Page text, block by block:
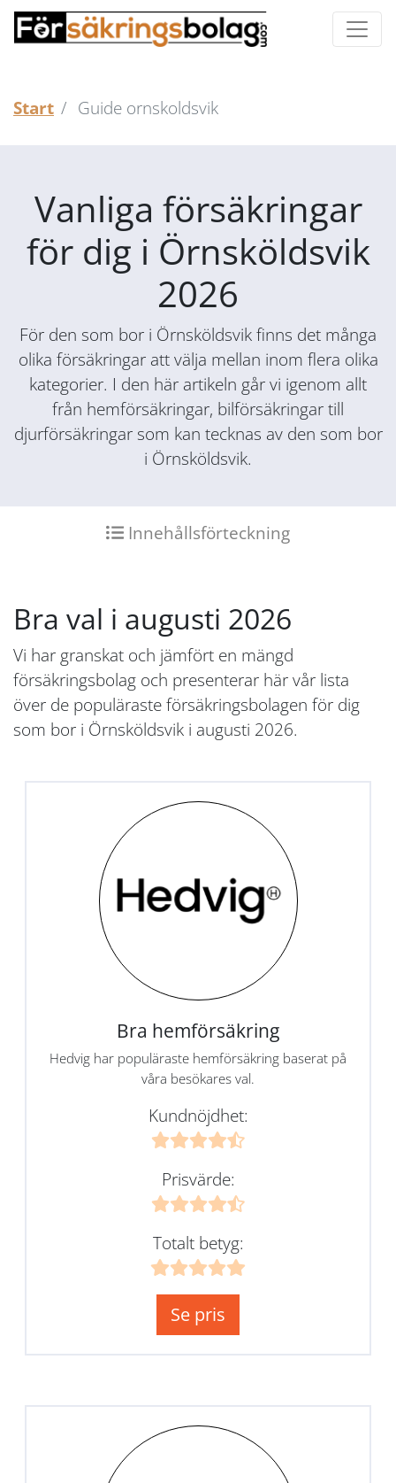
Start Guide ornskoldsvik
Vanliga försäkringar
för dig i Örnsköldsvik
2026
För den som bor i Örnsköldsvik finns det många
olika försäkringar att välja mellan inom flera olika
kategorier. I den här artikeln går vi igenom allt
från hemförsäkringar, bilförsäkringar till
djurförsäkringar som kan tecknas av den som bor
i Örnsköldsvik.
Innehållsförteckning
Bra val i augusti 2026
Vi har granskat och jämfört en mängd
försäkringsbolag och presenterar här vår lista
över de populäraste försäkringsbolagen för dig
som bor i Örnsköldsvik i augusti 2026.
Bra hemförsäkring
Hedvig har populäraste hemförsäkring baserat på
våra besökares val.
Kundnöjdhet:
Prisvärde:
Totalt betyg:
Se pris